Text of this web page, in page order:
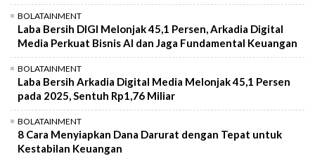
BOLATAINMENT
Laba Bersih DIGI Melonjak 45,1 Persen, Arkadia Digital
Media Perkuat Bisnis AI dan Jaga Fundamental Keuangan
BOLATAINMENT
Laba Bersih Arkadia Digital Media Melonjak 45,1 Persen
pada 2025, Sentuh Rp1,76 Miliar
BOLATAINMENT
8 Cara Menyiapkan Dana Darurat dengan Tepat untuk
Kestabilan Keuangan